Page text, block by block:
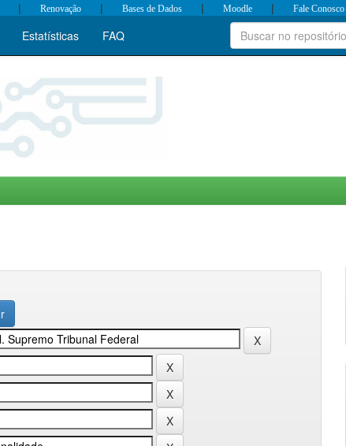
| Renovação | Bases de Dados | Moodle | Fale Conosco
Estatísticas FAQ